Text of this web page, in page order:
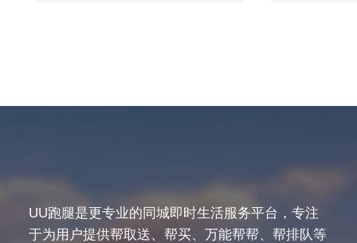
UU跑腿是更专业的同城即时生活服务平台，专注
于为用户提供帮取送、帮买、万能帮帮、帮排队等